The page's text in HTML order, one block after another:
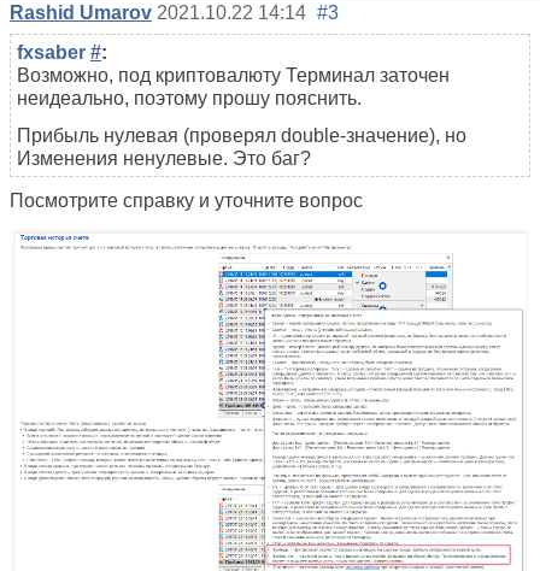
Rashid Umarov 2021.10.22 14:14 #3
fxsaber #:
Возможно, под криптовалюту Терминал заточен
неидеально, поэтому прошу пояснить.
Прибыль нулевая (проверял double-значение), но
Изменения ненулевые. Это баг?
Посмотрите справку и уточните вопрос